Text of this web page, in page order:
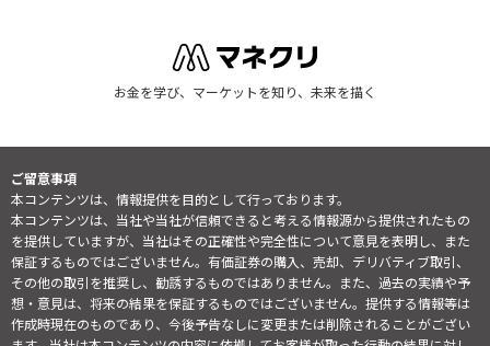
お金を学び、マーケットを知り、未来を描く
ご留意事項
本コンテンツは、情報提供を目的として行っております。
本コンテンツは、当社や当社が信頼できると考える情報源から提供されたもの
を提供していますが、当社はその正確性や完全性について意見を表明し、また
保証するものではございません。有価証券の購入、売却、デリバティブ取引、
その他の取引を推奨し、勧誘するものではありません。また、過去の実績や予
想・意見は、将来の結果を保証するものではございません。提供する情報等は
作成時現在のものであり、今後予告なしに変更または削除されることがござい